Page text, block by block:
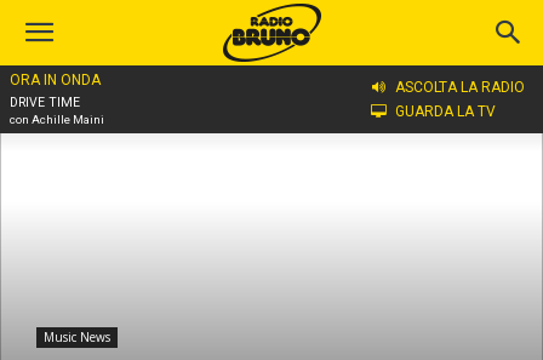
ORA IN ONDA
DRIVE TIME
con Achille Maini
ASCOLTA LA RADIO
GUARDA LA TV
Home
Music News